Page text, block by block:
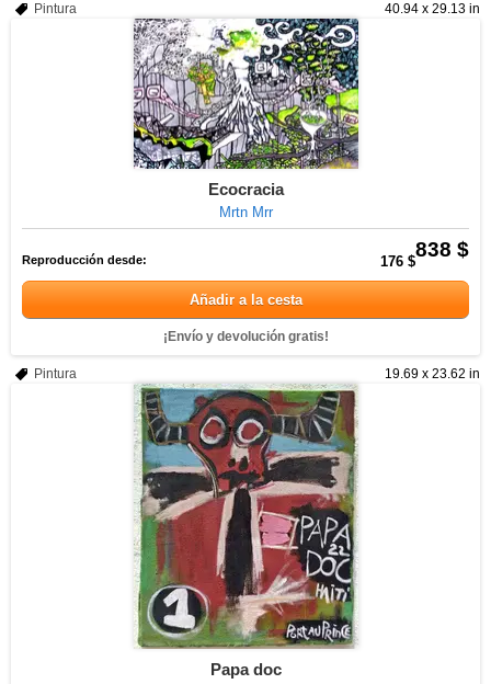
40.94 x 29.13 in
Pintura
Ecocracia
Mrtn Mrr
838 $
Reproducción desde: 176 $
Añadir a la cesta
¡Envío y devolución gratis!
19.69 x 23.62 in
Pintura
Papa doc